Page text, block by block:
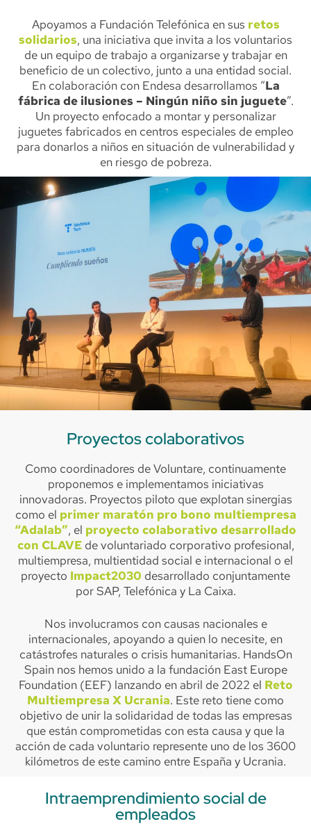
Apoyamos a Fundación Telefónica en sus retos
solidarios, una iniciativa que invita a los voluntarios
de un equipo de trabajo a organizarse y trabajar en
beneficio de un colectivo, junto a una entidad social.
En colaboración con Endesa desarrollamos “La
fábrica de ilusiones – Ningún niño sin juguete”.
Un proyecto enfocado a montar y personalizar
juguetes fabricados en centros especiales de empleo
para donarlos a niños en situación de vulnerabilidad y
en riesgo de pobreza.
Proyectos colaborativos
Como coordinadores de Voluntare, continuamente
proponemos e implementamos iniciativas
innovadoras. Proyectos piloto que explotan sinergias
como el primer maratón pro bono multiempresa
“Adalab”, el proyecto colaborativo desarrollado
con CLAVEde voluntariado corporativo profesional,
multiempresa, multientidad social e internacional o el
proyecto Impact2030 desarrollado conjuntamente
por SAP, Telefónica y La Caixa.
Nos involucramos con causas nacionales e
internacionales, apoyando a quien lo necesite, en
catástrofes naturales o crisis humanitarias. HandsOn
Spain nos hemos unido a la fundación East Europe
Foundation (EEF) lanzando en abril de 2022 el Reto
Multiempresa X Ucrania. Este reto tiene como
objetivo de unir la solidaridad de todas las empresas
que están comprometidas con esta causa y que la
acción de cada voluntario represente uno de los 3600
kilómetros de este camino entre España y Ucrania.
Intraemprendimiento social de
empleados